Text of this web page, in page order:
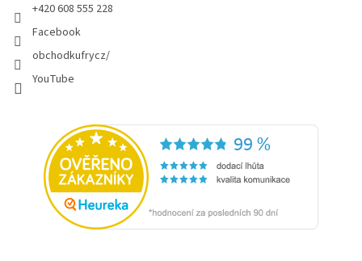
+420 608 555 228
Facebook
obchodkufrycz/
YouTube